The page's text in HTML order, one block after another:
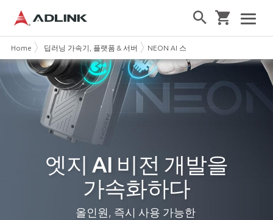
Home 딥러닝 가속기, 플랫폼 & 서버 NEON AI 스마트 카메라 – 머신비전의
엣지 AI 비전 개발을
가속화하다
올인원, 즉시 사용 가능한